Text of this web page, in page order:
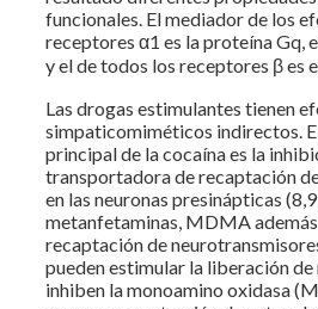
funcionales. El mediador de los
receptores α1 es la proteína Gq,
y el de todos los receptores β es
Las drogas estimulantes tienen
simpaticomiméticos indirectos.
principal de la cocaína es la
transportadora de recaptación
en las neuronas presinápticas
metanfetaminas, MDMA
recaptación de
pueden estimular la liberación
inhiben la monoamino oxidasa